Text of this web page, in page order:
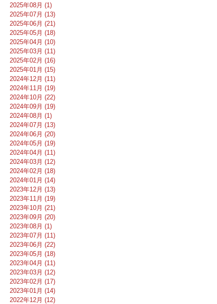
2025年08月 (1)
2025年07月 (13)
2025年06月 (21)
2025年05月 (18)
2025年04月 (10)
2025年03月 (11)
2025年02月 (16)
2025年01月 (15)
2024年12月 (11)
2024年11月 (19)
2024年10月 (22)
2024年09月 (19)
2024年08月 (1)
2024年07月 (13)
2024年06月 (20)
2024年05月 (19)
2024年04月 (11)
2024年03月 (12)
2024年02月 (18)
2024年01月 (14)
2023年12月 (13)
2023年11月 (19)
2023年10月 (21)
2023年09月 (20)
2023年08月 (1)
2023年07月 (11)
2023年06月 (22)
2023年05月 (18)
2023年04月 (11)
2023年03月 (12)
2023年02月 (17)
2023年01月 (14)
2022年12月 (12)